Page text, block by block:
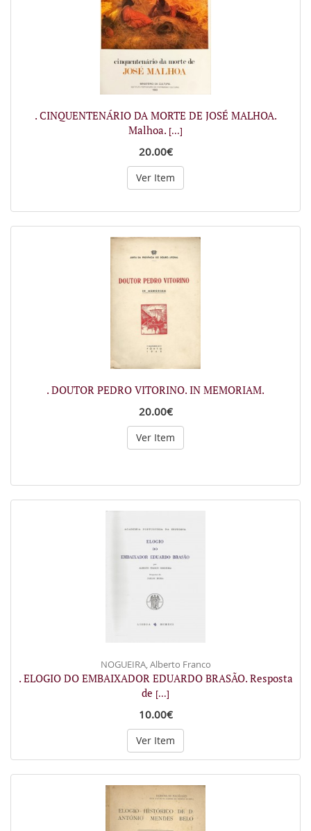
. CINQUENTENÁRIO DA MORTE DE JOSÉ MALHOA.
Malhoa. [...]
20.00€
Ver Item
. DOUTOR PEDRO VITORINO. IN MEMORIAM.
20.00€
Ver Item
NOGUEIRA, Alberto Franco
. ELOGIO DO EMBAIXADOR EDUARDO BRASÃO. Resposta
de [...]
10.00€
Ver Item